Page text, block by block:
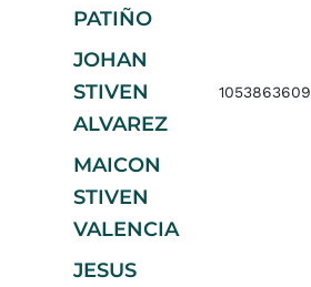
PATIÑO
JOHAN
STIVEN
ALVAREZ
1053863609
MAICON
STIVEN
VALENCIA
JESUS